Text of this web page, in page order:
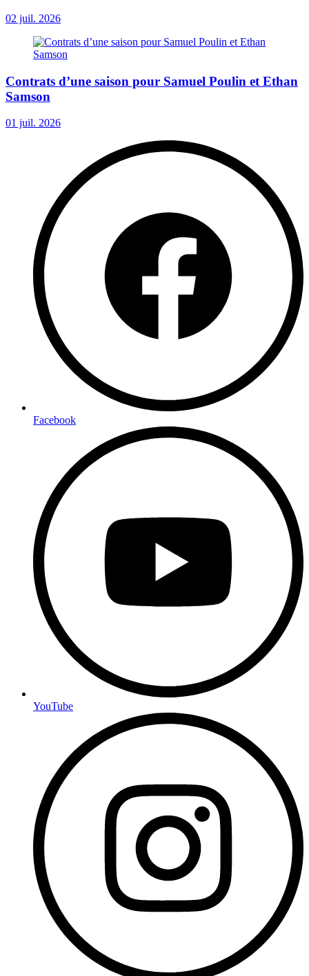
02 juil. 2026
Contrats d’une saison pour Samuel Poulin et Ethan
Samson
01 juil. 2026
Facebook
YouTube